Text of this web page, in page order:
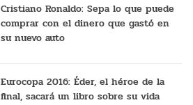
Cristiano Ronaldo: Sepa lo que puede
comprar con el dinero que gastó en
su nuevo auto
Eurocopa 2016: Éder, el héroe de la
final, sacará un libro sobre su vida